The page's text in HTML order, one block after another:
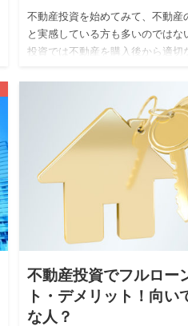
不動産投資を始めてみて、不動産
と実感している方も多いのではな
投資では不動産を購入後から適切
不動産投資でフルロー
ト・デメリット！向い
な人？